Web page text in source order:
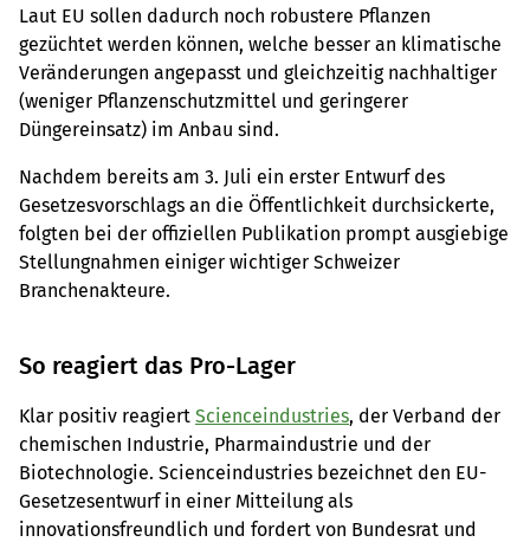
Laut EU sollen dadurch noch robustere Pflanzen
gezüchtet werden können, welche besser an klimatische
Veränderungen angepasst und gleichzeitig nachhaltiger
(weniger Pflanzenschutzmittel und geringerer
Düngereinsatz) im Anbau sind.
Nachdem bereits am 3. Juli ein erster Entwurf des
Gesetzesvorschlags an die Öffentlichkeit durchsickerte,
folgten bei der offiziellen Publikation prompt ausgiebige
Stellungnahmen einiger wichtiger Schweizer
Branchenakteure.
So reagiert das Pro-Lager
Klar positiv reagiert Scienceindustries, der Verband der
chemischen Industrie, Pharmaindustrie und der
Biotechnologie. Scienceindustries bezeichnet den EU-
Gesetzesentwurf in einer Mitteilung als
innovationsfreundlich und fordert von Bundesrat und